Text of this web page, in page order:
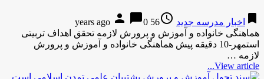
bookmark اخبار مدرسه جدید access_time
56 years ago
person chat_bubble0
هماهنگی خانواده و آموزش و پرورش لازمه تحقق اهداف تربیتی
استمهر-10 دقیقه پیش هماهنگی خانواده و آموزش و پرورش
لازمه …
View article...